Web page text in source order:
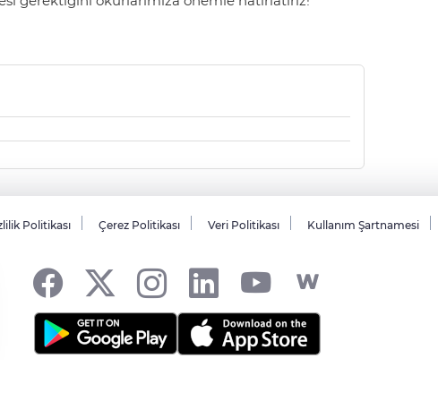
Politikası Çerez Politikası Veri Politikası Kullanım Şartnamesi